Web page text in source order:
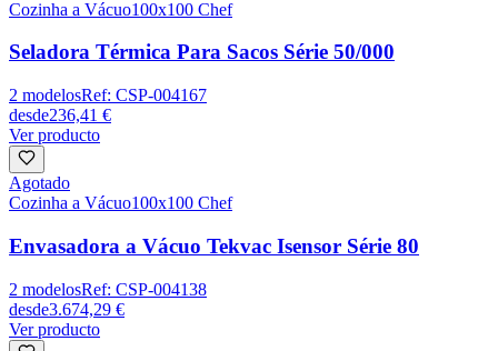
Cozinha a Vácuo100x100 Chef
Seladora Térmica Para Sacos Série 50/000
2 modelosRef: CSP-004167
desde236,41 €
Ver producto
Agotado
Cozinha a Vácuo100x100 Chef
Envasadora a Vácuo Tekvac Isensor Série 80
2 modelosRef: CSP-004138
desde3.674,29 €
Ver producto